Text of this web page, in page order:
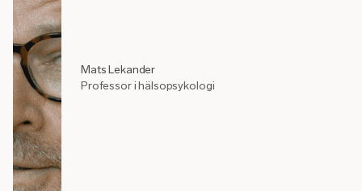
Mats Lekander
Professor i hälsopsykologi